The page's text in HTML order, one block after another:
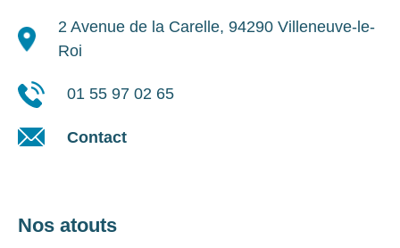
2 Avenue de la Carelle, 94290 Villeneuve-le-
Roi
01 55 97 02 65
Contact
Nos atouts